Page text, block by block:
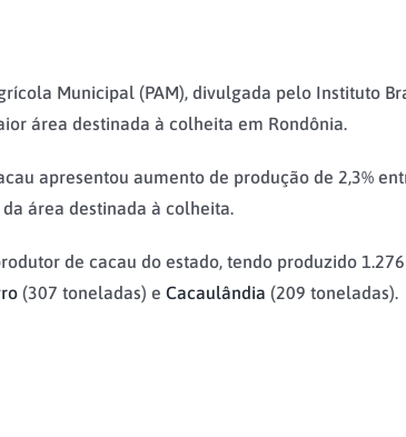
Municipal (PAM), divulgada pelo Instituto
área destinada à colheita em Rondônia.
apresentou aumento de produção de 2,3%
área destinada à colheita.
de cacau do estado, tendo produzido
(307 toneladas) e Cacaulândia (209 toneladas).